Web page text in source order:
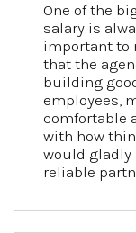
One of the
salary is
important to
that the
building
employees,
comfortable
with how
would gladly
reliable